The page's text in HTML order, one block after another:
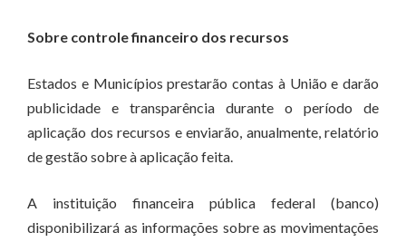
Sobre controle financeiro dos recursos
Estados e Municípios prestarão contas à União e darão
publicidade e transparência durante o período de
aplicação dos recursos e enviarão, anualmente, relatório
de gestão sobre à aplicação feita.
A instituição financeira pública federal (banco)
disponibilizará as informações sobre as movimentações